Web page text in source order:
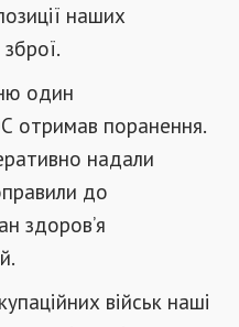
наших
зброї.
один
отримав поранення.
надали
до
здоров’я
військ наші